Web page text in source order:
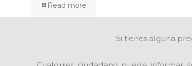
Read more
Si tienes alguna